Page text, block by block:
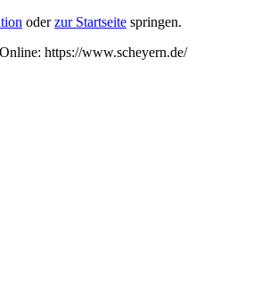
oderzur Startseite springen.
https://www.scheyern.de/